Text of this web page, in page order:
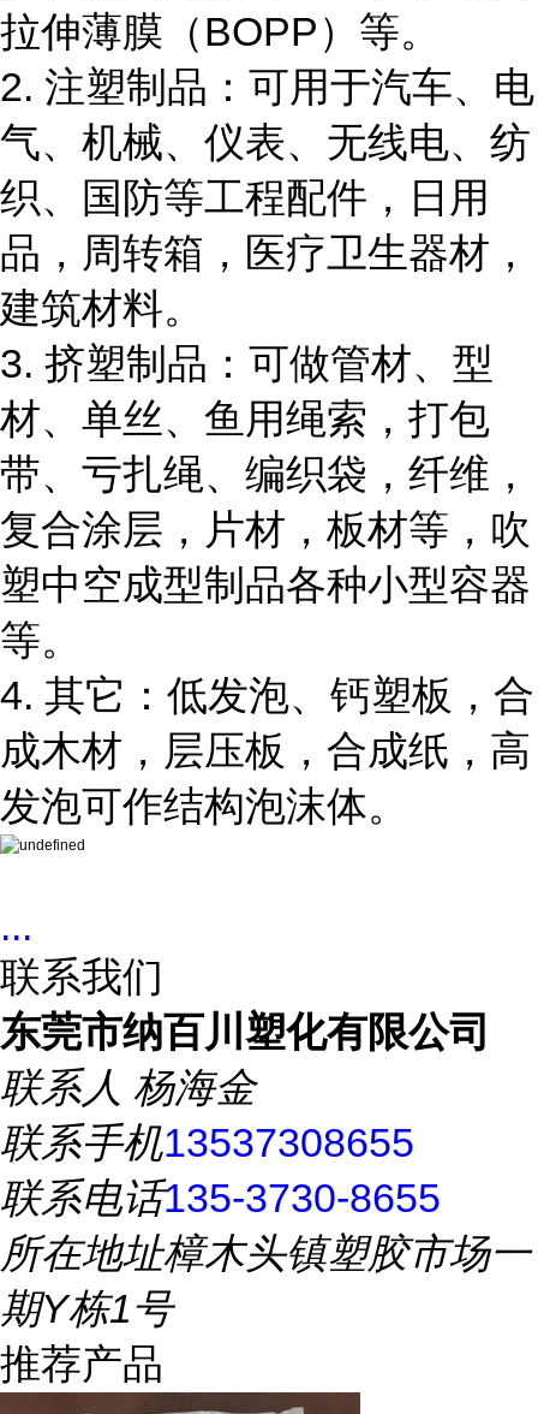
拉伸薄膜（BOPP）等。
2. 注塑制品：可用于汽车、电
气、机械、仪表、无线电、纺
织、国防等工程配件，日用
品，周转箱，医疗卫生器材，
建筑材料。
3. 挤塑制品：可做管材、型
材、单丝、鱼用绳索，打包
带、亏扎绳、编织袋，纤维，
复合涂层，片材，板材等，吹
塑中空成型制品各种小型容器
等。
4. 其它：低发泡、钙塑板，合
成木材，层压板，合成纸，高
发泡可作结构泡沫体。
...
联系我们
东莞市纳百川塑化有限公司
联系人 杨海金
联系手机13537308655
联系电话135-3730-8655
所在地址樟木头镇塑胶市场一
期Y栋1号
推荐产品